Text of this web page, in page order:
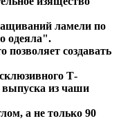
ламели по
одеяла".
позволяет создавать
Т-
выпуска из чаши
а не только 90